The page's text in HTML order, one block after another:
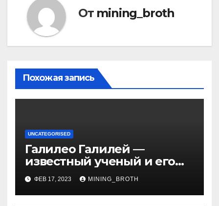
От mining_broth
Похожая запись
UNCATEGORISED
Галилео Галилей —
известный ученый и его
открытия — краткая
биография, достижения и
вклад в науку
ФЕВ 17, 2023 MINING_BROTH